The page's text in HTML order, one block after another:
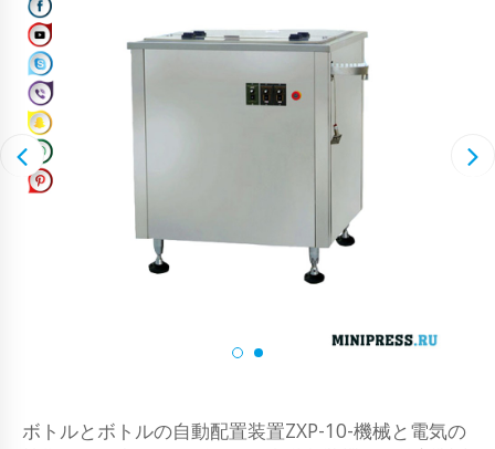
ボトルとボトルの自動配置装置ZXP-10-機械と電気の